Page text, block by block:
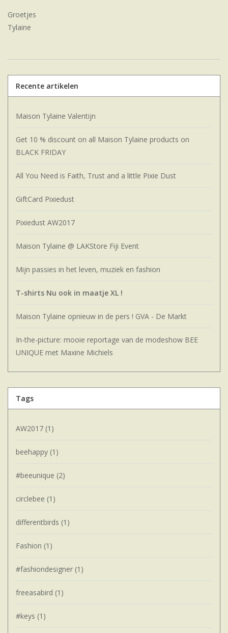
Groetjes
Tylaine
Recente artikelen
Maison Tylaine Valentijn
Get 10 % discount on all Maison Tylaine products on
BLACK FRIDAY
All You Need is Faith, Trust and a little Pixie Dust
GiftCard Pixiedust
Pixiedust AW2017
Maison Tylaine @ LAKStore Fiji Event
Mijn passies in het leven, muziek en fashion
T-shirts Nu ook in maatje XL !
Maison Tylaine opnieuw in de pers ! GVA - De Markt
In-the-picture: mooie reportage van de modeshow BEE
UNIQUE met Maxine Michiels
Tags
AW2017 (1)
beehappy (1)
#beeunique (2)
circlebee (1)
differentbirds (1)
Fashion (1)
#fashiondesigner (1)
freeasabird (1)
#keys (1)